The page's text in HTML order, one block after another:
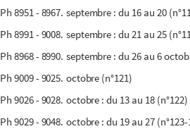
Ph 8951 - 8967. septembre : du 16 au 20
Ph 8991 - 9008. septembre : du 21 au 25
Ph 8968 - 8990. septembre : du 26 au 6
Ph 9009 - 9025. octobre (n°121)
Ph 9026 - 9028. octobre : du 13 au 18 (n°122)
Ph 9029 - 9048. octobre : du 19 au 27